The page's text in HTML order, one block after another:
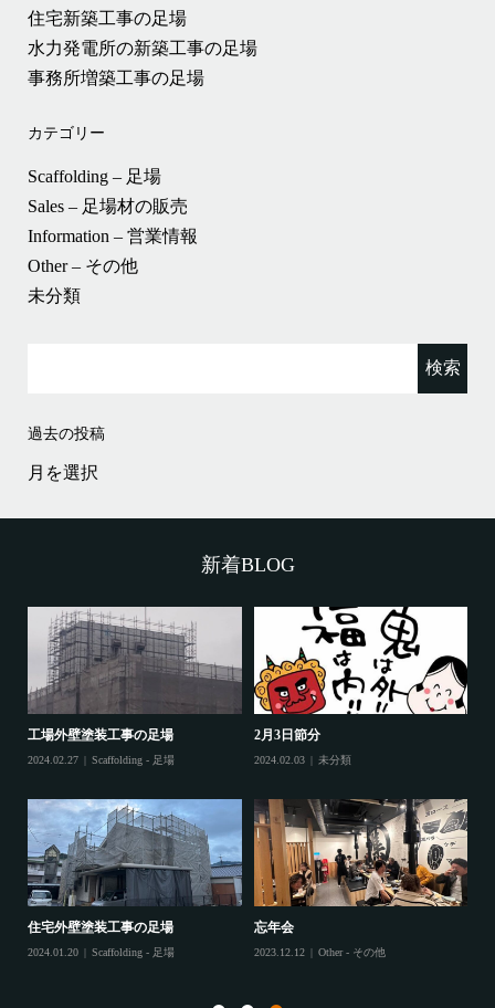
住宅新築工事の足場
水力発電所の新築工事の足場
事務所増築工事の足場
カテゴリー
Scaffolding – 足場
Sales – 足場材の販売
Information – 営業情報
Other – その他
未分類
過去の投稿
過
去
投
新着BLOG
工場外壁塗装工事の足場
2024.02.27 Scaffolding - 足場
2月3日節分
2024.02.03 未分類
住宅外壁塗装工事の足場
2024.01.20 Scaffolding - 足場
忘年会
2023.12.12 Other - その他